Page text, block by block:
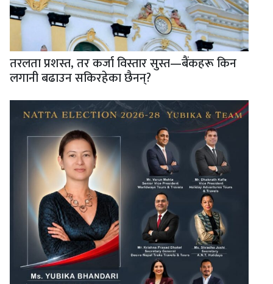
तरलता प्रशस्त, तर कर्जा विस्तार सुस्त—बैंकहरू किन
लगानी बढाउन सकिरहेका छैनन्?